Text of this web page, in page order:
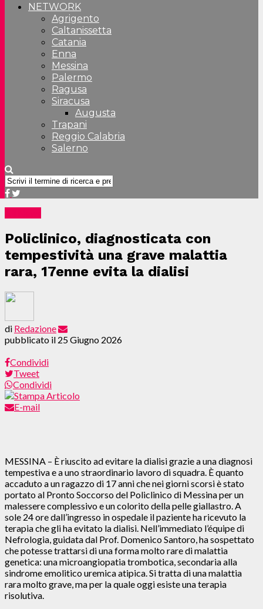
NETWORK
Agrigento
Caltanissetta
Catania
Enna
Messina
Palermo
Ragusa
Siracusa
Augusta
Trapani
Reggio Calabria
Salerno
Policlinico, diagnosticata con
tempestività una grave malattia
rara, 17enne evita la dialisi
di Redazione
pubblicato il 25 Giugno 2026
Condividi
Tweet
Condividi
E-mail
MESSINA – È riuscito ad evitare la dialisi grazie a una diagnosi
tempestiva e a uno straordinario lavoro di squadra. È quanto
accaduto a un ragazzo di 17 anni che nei giorni scorsi è stato
portato al Pronto Soccorso del Policlinico di Messina per un
malessere complessivo e un colorito della pelle giallastro. A
sole 24 ore dall’ingresso in ospedale il paziente ha ricevuto la
terapia che gli ha evitato la dialisi. Nell’immediato l’équipe di
Nefrologia, guidata dal Prof. Domenico Santoro, ha sospettato
che potesse trattarsi di una forma molto rare di malattia
genetica: una microangiopatia trombotica, secondaria alla
sindrome emolitico uremica atipica. Si tratta di una malattia
rara molto grave, ma per la quale oggi esiste una terapia
risolutiva.